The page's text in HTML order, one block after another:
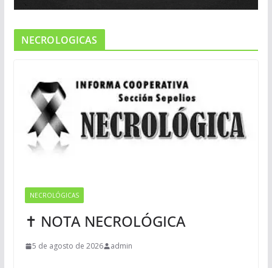
NECROLOGICAS
NECROLÓGICAS
✝ NOTA NECROLÓGICA
5 de agosto de 2026 admin